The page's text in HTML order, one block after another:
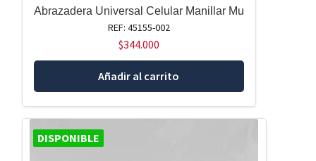
Abrazadera Universal Celular Manillar Mu
REF: 45155-002
$344.000
Añadir al carrito
DISPONIBLE